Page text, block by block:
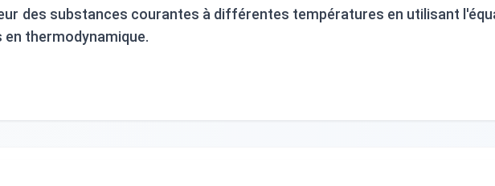
des substances courantes à différentes températures en utilisant
thermodynamique.